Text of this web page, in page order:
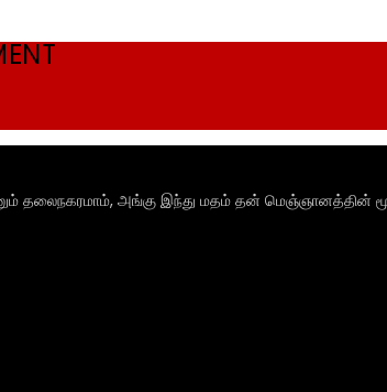
தலைநகரமாம், அங்கு இந்து மதம் தன் மெஞ்ஞானத்தின்